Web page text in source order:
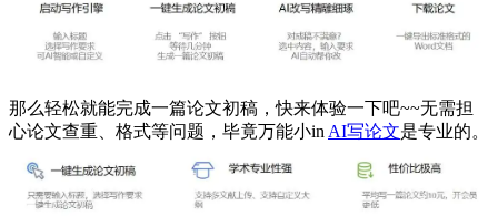
那么轻松就能完成一篇论文初稿，快来体验一下吧~~无需担
心论文查重、格式等问题，毕竟万能小in AI写论文是专业的。